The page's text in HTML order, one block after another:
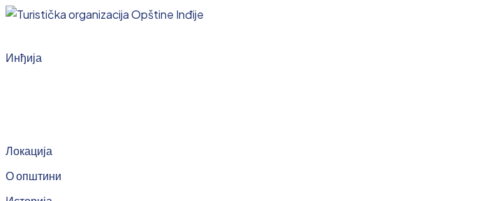
Инђија
Локација
О општини